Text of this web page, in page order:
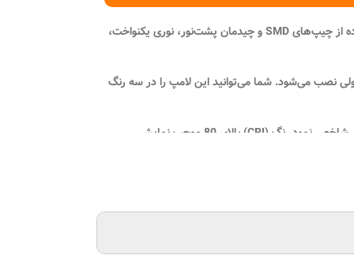
ازچیپ‌های SMD
و چیدمان پشت‌نور، نوری یکنواخت،
نصب می‌شود. شما می‌توانید این لامپ را در سه رنگ
آن با زاویه پخش نور بیش از 120 درجه، پوشش نوری کامل را تضمین می‌کند. شاخص نمود رنگ (CRI) بالای 80 موجب نمایش